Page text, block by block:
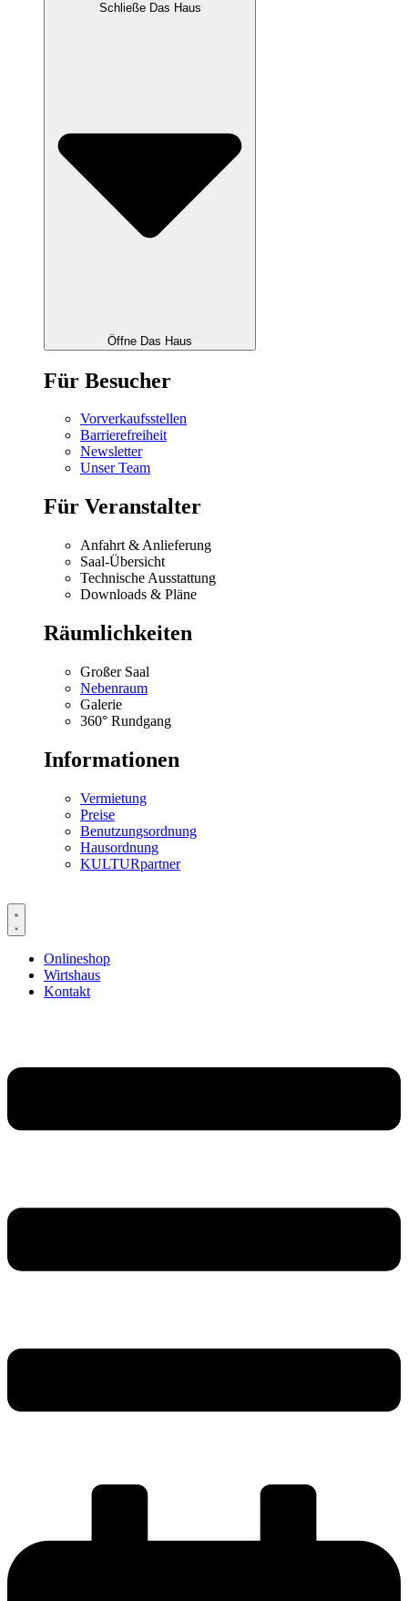
Schließe Das Haus
Öffne Das Haus
Für Besucher
Vorverkaufsstellen
Barrierefreiheit
Newsletter
Unser Team
Für Veranstalter
Anfahrt & Anlieferung
Saal-Übersicht
Technische Ausstattung
Downloads & Pläne
Räumlichkeiten
Großer Saal
Nebenraum
Galerie
360° Rundgang
Informationen
Vermietung
Preise
Benutzungsordnung
Hausordnung
KULTURpartner
Onlineshop
Wirtshaus
Kontakt